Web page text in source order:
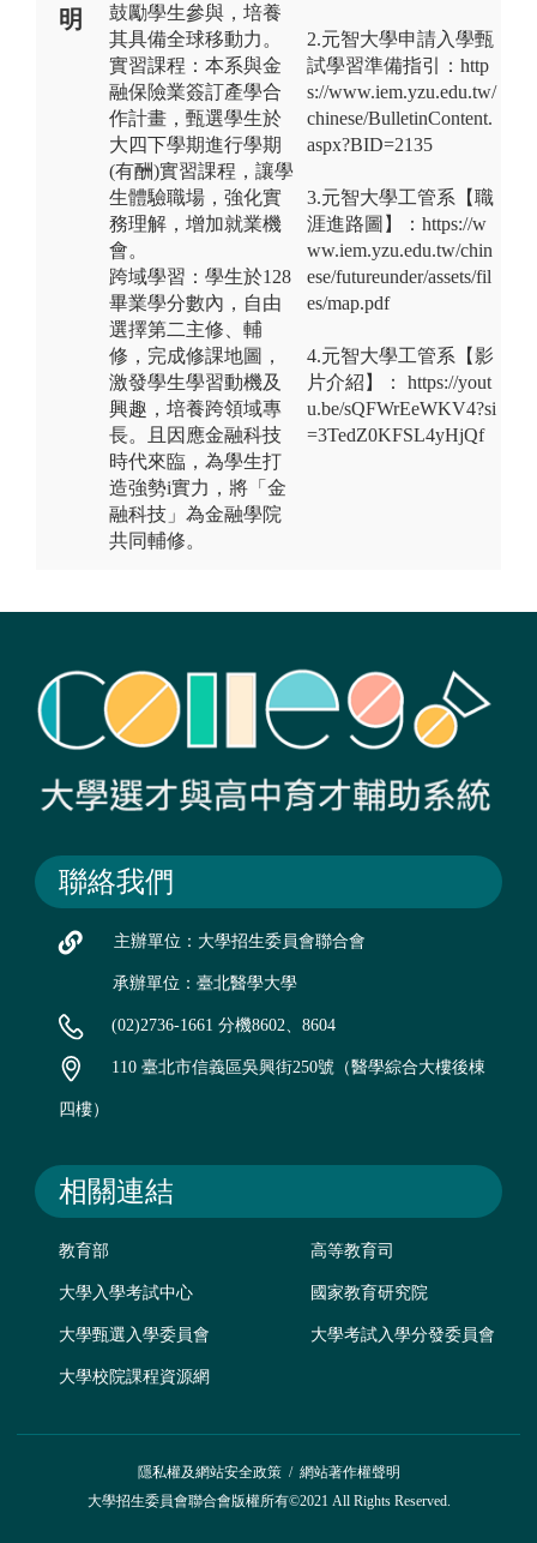
明
鼓勵學生參與，培養
其具備全球移動力。
實習課程：本系與金
融保險業簽訂產學合
作計畫，甄選學生於
大四下學期進行學期
(有酬)實習課程，讓學
生體驗職場，強化實
務理解，增加就業機
會。
跨域學習：學生於128
畢業學分數內，自由
選擇第二主修、輔
修，完成修課地圖，
激發學生學習動機及
興趣，培養跨領域專
長。且因應金融科技
時代來臨，為學生打
造強勢i實力，將「金
融科技」為金融學院
共同輔修。
2.元智大學申請入學甄
試學習準備指引：http
s://www.iem.yzu.edu.tw/
chinese/BulletinContent.
aspx?BID=2135
3.元智大學工管系【職
涯進路圖】：https://w
ww.iem.yzu.edu.tw/chin
ese/futureunder/assets/fil
es/map.pdf
4.元智大學工管系【影
片介紹】： https://yout
u.be/sQFWrEeWKV4?si
=3TedZ0KFSL4yHjQf
聯絡我們
主辦單位：大學招生委員會聯合會
承辦單位：臺北醫學大學
(02)2736-1661 分機8602、8604
110 臺北市信義區吳興街250號（醫學綜合大樓後棟
四樓）
相關連結
教育部 高等教育司
大學入學考試中心 國家教育研究院
大學甄選入學委員會 大學考試入學分發委員會
大學校院課程資源網
隱私權及網站安全政策/ 網站著作權聲明
大學招生委員會聯合會版權所有©2021 All Rights Reserved.